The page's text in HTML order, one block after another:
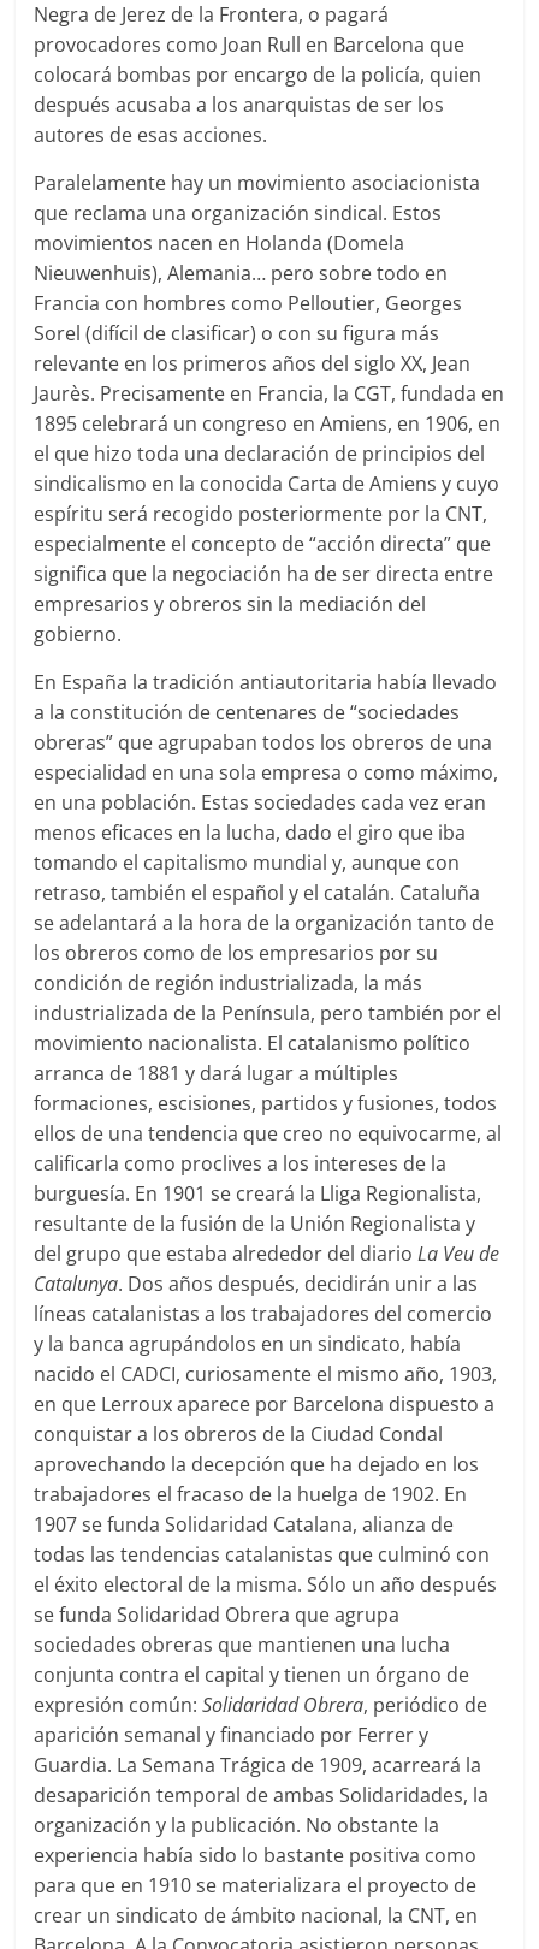
Negra de Jerez de la Frontera, o pagará
provocadores como Joan Rull en Barcelona que
colocará bombas por encargo de la policía, quien
después acusaba a los anarquistas de ser los
autores de esas acciones.
Paralelamente hay un movimiento asociacionista
que reclama una organización sindical. Estos
movimientos nacen en Holanda (Domela
Nieuwenhuis), Alemania… pero sobre todo en
Francia con hombres como Pelloutier, Georges
Sorel (difícil de clasificar) o con su figura más
relevante en los primeros años del siglo XX, Jean
Jaurès. Precisamente en Francia, la CGT, fundada en
1895 celebrará un congreso en Amiens, en 1906, en
el que hizo toda una declaración de principios del
sindicalismo en la conocida Carta de Amiens y cuyo
espíritu será recogido posteriormente por la CNT,
especialmente el concepto de “acción directa” que
significa que la negociación ha de ser directa entre
empresarios y obreros sin la mediación del
gobierno.
En España la tradición antiautoritaria había llevado
a la constitución de centenares de “sociedades
obreras” que agrupaban todos los obreros de una
especialidad en una sola empresa o como máximo,
en una población. Estas sociedades cada vez eran
menos eficaces en la lucha, dado el giro que iba
tomando el capitalismo mundial y, aunque con
retraso, también el español y el catalán. Cataluña
se adelantará a la hora de la organización tanto de
los obreros como de los empresarios por su
condición de región industrializada, la más
industrializada de la Península, pero también por el
movimiento nacionalista. El catalanismo político
arranca de 1881 y dará lugar a múltiples
formaciones, escisiones, partidos y fusiones, todos
ellos de una tendencia que creo no equivocarme, al
calificarla como proclives a los intereses de la
burguesía. En 1901 se creará la Lliga Regionalista,
resultante de la fusión de la Unión Regionalista y
del grupo que estaba alrededor del diarioLa Veu de
Catalunya. Dos años después, decidirán unir a las
líneas catalanistas a los trabajadores del comercio
y la banca agrupándolos en un sindicato, había
nacido el CADCI, curiosamente el mismo año, 1903,
en que Lerroux aparece por Barcelona dispuesto a
conquistar a los obreros de la Ciudad Condal
aprovechando la decepción que ha dejado en los
trabajadores el fracaso de la huelga de 1902. En
1907 se funda Solidaridad Catalana, alianza de
todas las tendencias catalanistas que culminó con
el éxito electoral de la misma. Sólo un año después
se funda Solidaridad Obrera que agrupa
sociedades obreras que mantienen una lucha
conjunta contra el capital y tienen un órgano de
expresión común:Solidaridad Obrera, periódico de
aparición semanal y financiado por Ferrer y
Guardia. La Semana Trágica de 1909, acarreará la
desaparición temporal de ambas Solidaridades, la
organización y la publicación. No obstante la
experiencia había sido lo bastante positiva como
para que en 1910 se materializara el proyecto de
crear un sindicato de ámbito nacional, la CNT, en